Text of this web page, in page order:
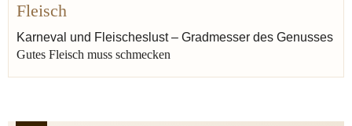
Fleisch
Karneval und Fleischeslust – Gradmesser des Genusses
Gutes Fleisch muss schmecken